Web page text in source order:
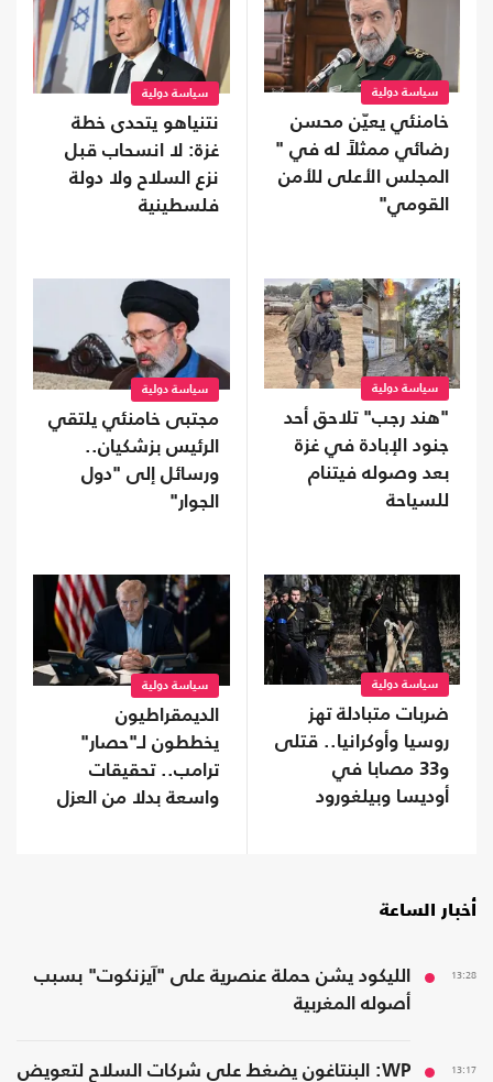
سياسة دولية
خامنئي يعيّن محسن
رضائي ممثلاً له في "
المجلس الأعلى للأمن
القومي"
سياسة دولية
نتنياهو يتحدى خطة
غزة: لا انسحاب قبل
نزع السلاح ولا دولة
فلسطينية
سياسة دولية
"هند رجب" تلاحق أحد
جنود الإبادة في غزة
بعد وصوله فيتنام
للسياحة
سياسة دولية
مجتبى خامنئي يلتقي
الرئيس بزشكيان..
ورسائل إلى "دول
الجوار"
سياسة دولية
ضربات متبادلة تهز
روسيا وأوكرانيا.. قتلى
و33 مصابا في
أوديسا وبيلغورود
سياسة دولية
الديمقراطيون
يخططون لـ"حصار"
ترامب.. تحقيقات
واسعة بدلا من العزل
أخبار الساعة
13:28
الليكود يشن حملة عنصرية على "آيزنكوت" بسبب
أصوله المغربية
13:17
WP: البنتاغون يضغط على شركات السلاح لتعويض